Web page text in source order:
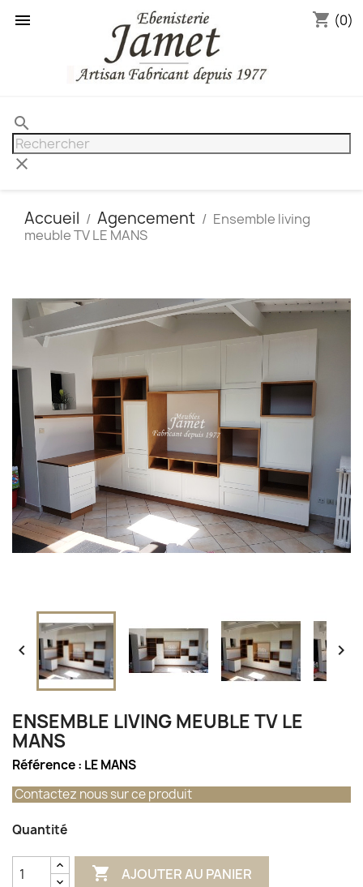
 shopping_cart (0)
search
clear
Accueil Agencement
Ensemble living
meuble TV LE MANS
 
ENSEMBLE LIVING MEUBLE TV LE
MANS
Référence : LE MANS
Contactez nous sur ce produit
Quantité
 AJOUTER AU PANIER